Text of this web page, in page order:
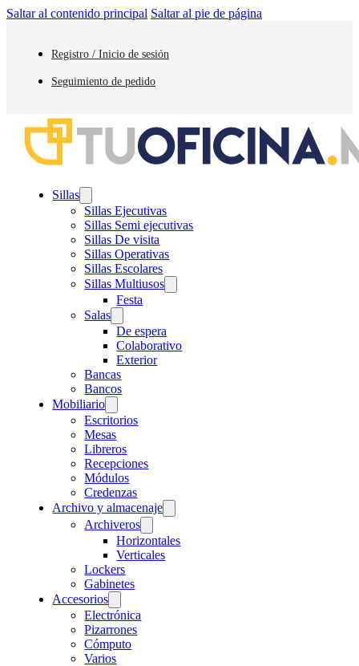
Saltar al contenido principal Saltar al pie de página
Registro / Inicio de sesión
Seguimiento de pedido
Sillas
Sillas Ejecutivas
Sillas Semi ejecutivas
Sillas De visita
Sillas Operativas
Sillas Escolares
Sillas Multiusos
Festa
Salas
De espera
Colaborativo
Exterior
Bancas
Bancos
Mobiliario
Escritorios
Mesas
Libreros
Recepciones
Módulos
Credenzas
Archivo y almacenaje
Archiveros
Horizontales
Verticales
Lockers
Gabinetes
Accesorios
Electrónica
Pizarrones
Cómputo
Varios